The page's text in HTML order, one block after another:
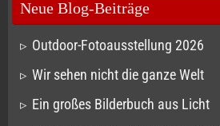
Neue Blog-Beiträge
Outdoor-Fotoausstellung 2026
Wir sehen nicht die ganze Welt
Ein großes Bilderbuch aus Licht